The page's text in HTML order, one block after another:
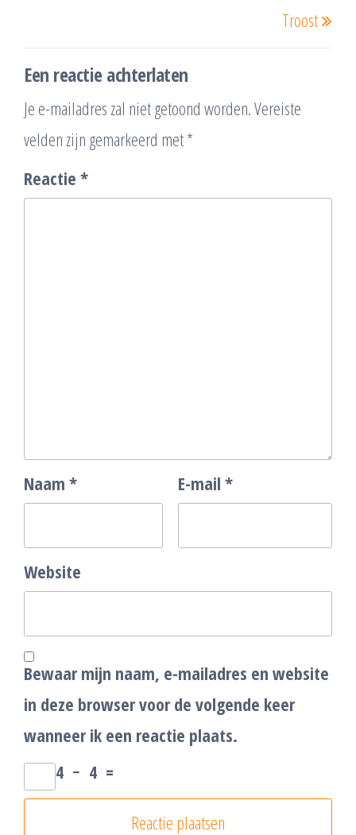
Troost
Een reactie achterlaten
Je e-mailadres zal niet getoond worden.Vereiste
velden zijn gemarkeerd met*
Reactie *
Naam * E-mail *
Website
Bewaar mijn naam, e-mailadres en website
in deze browser voor de volgende keer
wanneer ik een reactie plaats.
4 − 4 =